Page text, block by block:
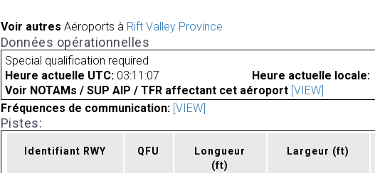
Voir autres Aéroports à Rift Valley Province
Données opérationnelles
Special qualification required
Heure actuelle UTC: 03:11:07
Heure actuelle locale:
Voir NOTAMs / SUP AIP / TFR affectant cet aéroport [VIEW]
Fréquences de communication: [VIEW]
Pistes:
Identifiant RWY QFU
Longueur
(ft)
Largeur (ft)